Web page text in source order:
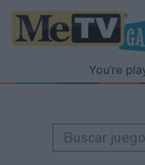
You’re